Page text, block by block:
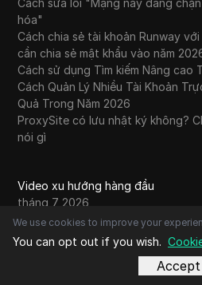
Cách sửa lỗi "Mạng này đang
hóa"
Cách chia sẻ tài khoản Runway
cần chia sẻ mật khẩu vào năm
Cách sử dụng Tìm kiếm Nâng cao
Cách Quản Lý Nhiều Tài Khoản
Quả Trong Năm 2026
ProxySite có lưu nhật ký không?
nói gì
Video xu hướng hàng đầu
tháng 7 2026
tháng 6 2026
tháng 5 2026
tháng 4 2026
We use cookies to improve your
You can opt out if you wish.
Accept